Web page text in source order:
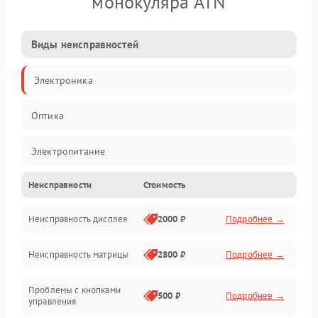
Виды неисправностей
Электроника
Оптика
Электропитание
Видео
ПО
Управление
Механические повреждения
Неисправности Стоимость
Неисправность дисплея 2000 ₽ Подробнее →
Неисправность матрицы 2800 ₽ Подробнее →
Проблемы с кнопками
управления
500 ₽ Подробнее →